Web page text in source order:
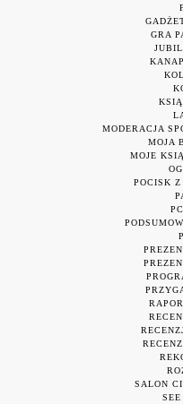
GRA
MODERACJA
MOJA
MOJE
POCISK Z
SALON